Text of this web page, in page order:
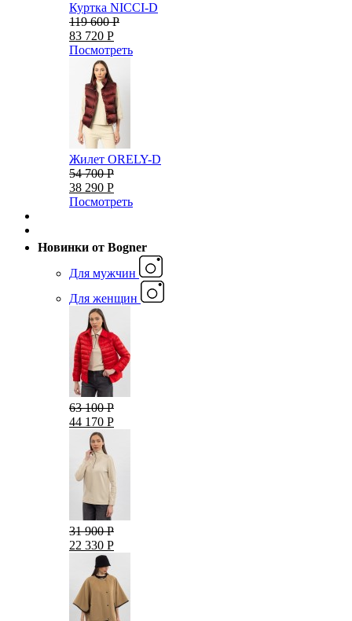
Куртка NICCI-D
119 600 Р
83 720 Р
Посмотреть
Жилет ORELY-D
54 700 Р
38 290 Р
Посмотреть
Новинки от Bogner
Для мужчин
Для женщин
63 100 Р
44 170 Р
31 900 Р
22 330 Р